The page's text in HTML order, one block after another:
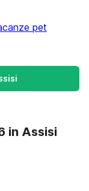
pet
in Assisi